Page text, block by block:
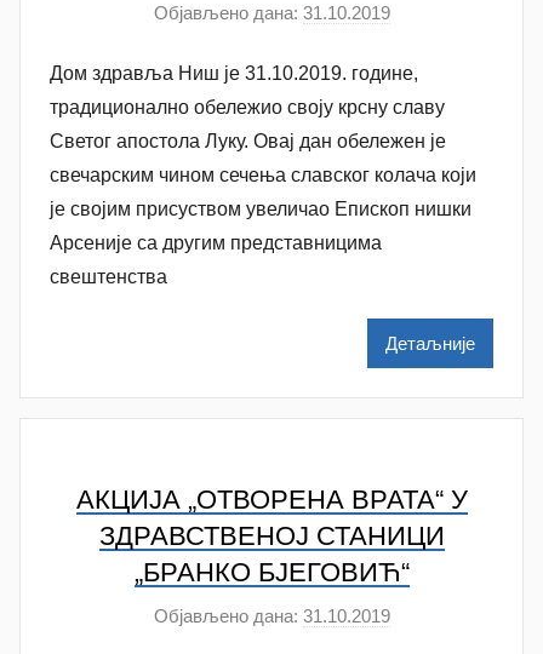
Објављено дана: 31.10.2019а
т
о
р
D
o
a
l
Дом здравља Ниш је 31.10.2019. године,
традиционално обележио своју крсну славу
Светог апостола Луку. Овај дан обележен је
свечарским чином сечења славског колача који
је својим присуством увеличао Епископ нишки
Арсеније са другим представницима
свештенства
Детаљније
АКЦИЈА „ОТВОРЕНА ВРАТА“ У
ЗДРАВСТВЕНОЈ СТАНИЦИ
„БРАНКО БЈЕГОВИЋ“
Објављено дана: 31.10.2019а